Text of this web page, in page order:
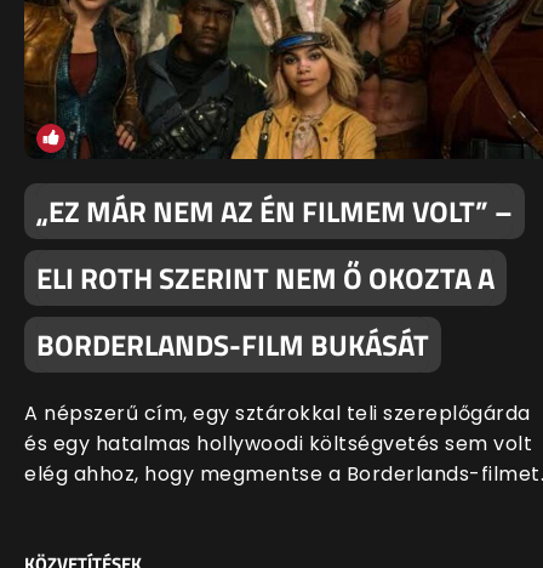
„EZ MÁR NEM AZ ÉN FILMEM VOLT” –
ELI ROTH SZERINT NEM Ő OKOZTA A
BORDERLANDS-FILM BUKÁSÁT
A népszerű cím, egy sztárokkal teli szereplőgárda
és egy hatalmas hollywoodi költségvetés sem volt
elég ahhoz, hogy megmentse a Borderlands-filmet.